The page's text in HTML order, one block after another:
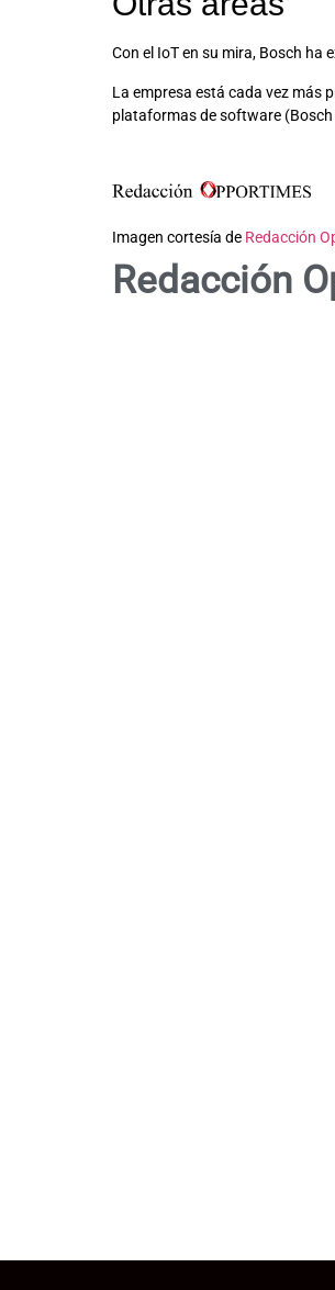
Con el IoT en su mira, Bosch
La empresa está cada vez más
plataformas de software (Bosch
Imagen cortesía de Redacción
Redacción